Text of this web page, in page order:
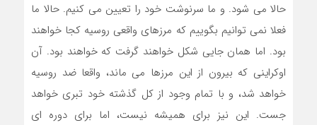
حالا می شود. و ما سرنوشت خود را تعیین می کنیم. حالا ما
فعلا نمی توانیم بگوییم که مرزهای واقعی روسیه کجا خواهند
بود. اما همان جایی شکل خواهند گرفت که خواهند بود. آن
اوکراینی که بیرون از این مرزها می ماند، واقعا ضد روسیه
خواهد شد، و با تمام وجود از کل گذشته خود تبری خواهد
جست. این نیز برای همیشه نیست، اما برای دوره ای